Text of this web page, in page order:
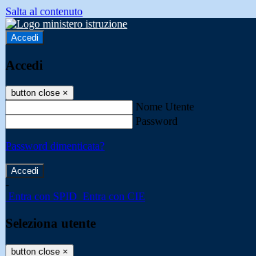
Salta al contenuto
Accedi
Accedi
button close ×
Nome Utente
Password
Password dimenticata?
-
Entra con SPID Entra con CIE
Seleziona utente
button close ×